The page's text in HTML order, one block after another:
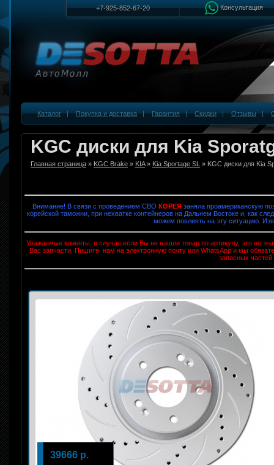
+7-925-852-67-20 Консультация
Каталог|Покупка и доставка|Гарантия|Скидки|Отзывы|
KGC диски для Kia
Главная страница » KGC Brake » KIA» Kia Sportage SL » KGC диски для Kia
Внимание! В связи с проведением СВО КОРЕЯзаняла проамериканскую
корейской таможни, при нехватке контейнеров на Дальнем Востоке и, как
можем повлиять на эту ситуацию.
Уважаемые клиенты, в случае если Вы не нашли товар по артикулу, это не
Вас запчасти. Пишите нам на электронную почту или WhatsApp и мы
запасных частей.
39666 р.